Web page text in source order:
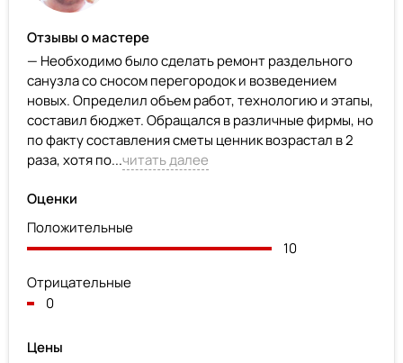
Отзывы о мастере
— Необходимо было сделать ремонт раздельного
санузла со сносом перегородок и возведением
новых. Определил объем работ, технологию и этапы,
составил бюджет. Обращался в различные фирмы, но
по факту составления сметы ценник возрастал в 2
раза, хотя по...читать далее
Оценки
Положительные
10
Отрицательные
0
Цены